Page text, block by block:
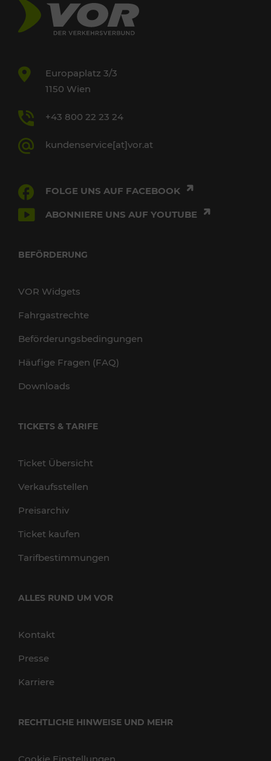
Europaplatz 3/3
1150 Wien
+43 800 22 23 24
kundenservice[at]vor.at
FOLGE UNS AUF FACEBOOK
ABONNIERE UNS AUF YOUTUBE
BEFÖRDERUNG
VOR Widgets
Fahrgastrechte
Beförderungsbedingungen
Häufige Fragen (FAQ)
Downloads
TICKETS & TARIFE
Ticket Übersicht
Verkaufsstellen
Preisarchiv
Ticket kaufen
Tarifbestimmungen
ALLES RUND UM VOR
Kontakt
Presse
Karriere
RECHTLICHE HINWEISE UND MEHR